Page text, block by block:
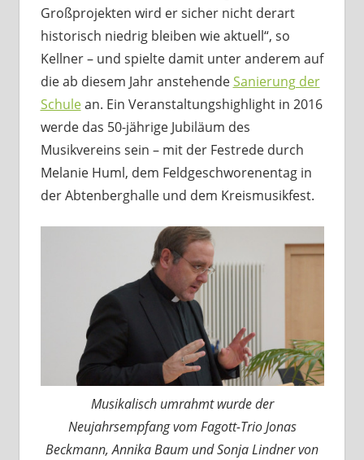
Großprojekten wird er sicher nicht derart
historisch niedrig bleiben wie aktuell“, so
Kellner – und spielte damit unter anderem auf
die ab diesem Jahr anstehendeSanierung der
Schulean. Ein Veranstaltungshighlight in 2016
werde das 50-jährige Jubiläum des
Musikvereins sein – mit der Festrede durch
Melanie Huml, dem Feldgeschworenentag in
der Abtenberghalle und dem Kreismusikfest.
Musikalisch umrahmt wurde der
Neujahrsempfang vom Fagott-Trio Jonas
Beckmann, Annika Baum und Sonja Lindner von